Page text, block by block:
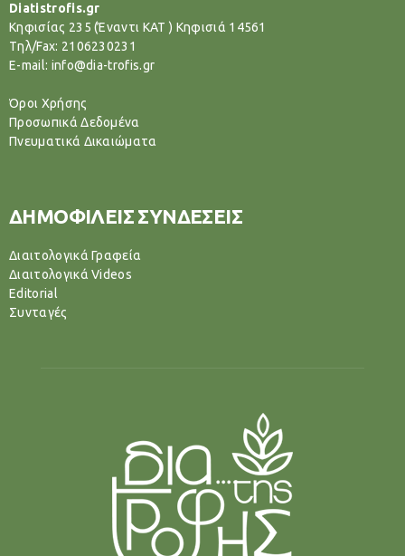
Diatistrofis.gr
Κηφισίας 235 (Έναντι ΚΑΤ ) Κηφισιά 14561
Tηλ/Fax: 2106230231
E-mail: info@dia-trofis.gr
Όροι Χρήσης
Προσωπικά Δεδομένα
Πνευματικά Δικαιώματα
ΔΗΜΟΦΙΛΕΙΣ ΣΥΝΔΕΣΕΙΣ
Διαιτολογικά Γραφεία
Διαιτολογικά Videos
Editorial
Συνταγές